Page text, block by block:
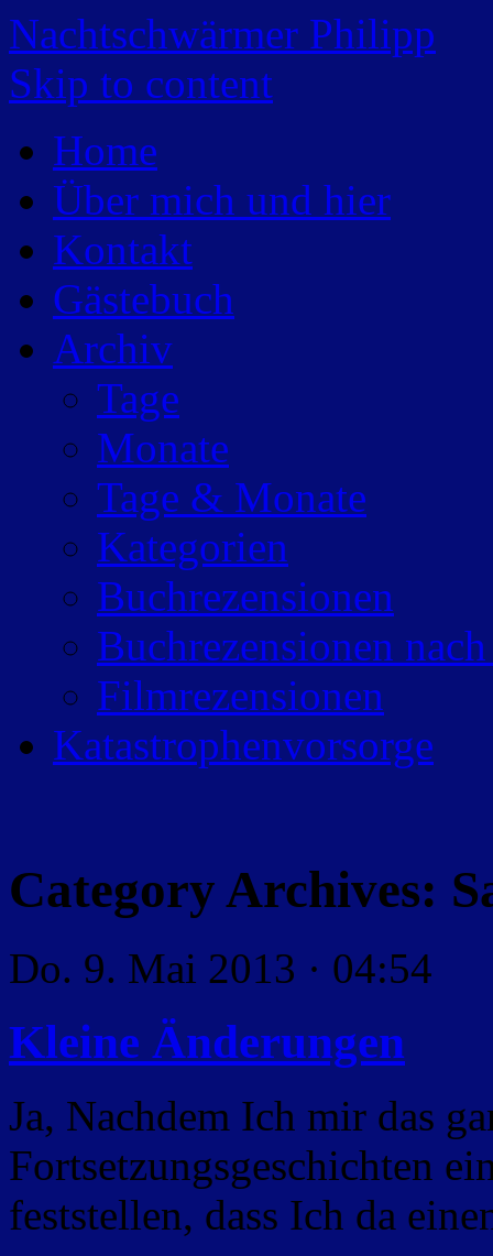
Nachtschwärmer Philipp
Skip to content
Home
Über mich und hier
Kontakt
Gästebuch
Archiv
Tage
Monate
Tage & Monate
Kategorien
Buchrezensionen
Buchrezensionen
Filmrezensionen
Katastrophenvorsorge
Category Archives:
Do. 9. Mai 2013 · 04:54
Kleine Änderungen
Ja, Nachdem Ich mir das
Fortsetzungsgeschichten
feststellen, dass Ich da